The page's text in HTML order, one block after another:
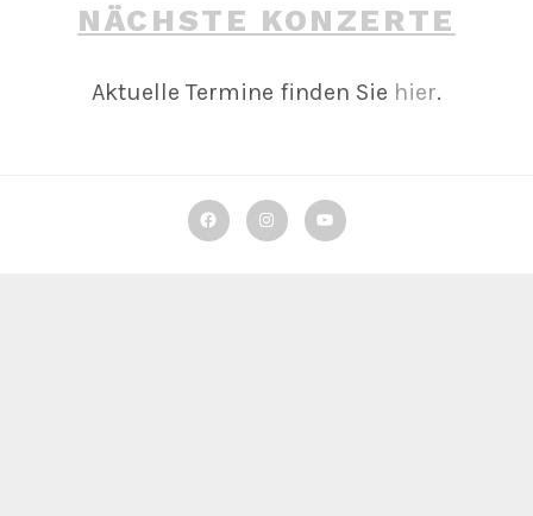
NÄCHSTE KONZERTE
Aktuelle Termine finden Sie hier.
FacebookInstagramYouTube